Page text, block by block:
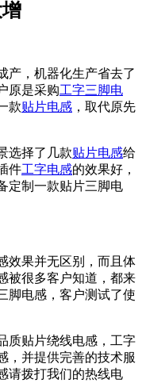
产，机器化生产省去了
原是采购工字三脚电
款贴片电感 ，取代原先
选择了几款贴片电感给
件工字电感的效果好，
定制一款贴片三脚电
效果并无区别，而且体
被很多客户知道，都来
脚电感，客户测试了使
质贴片绕线电感，工字
，并提供完善的技术服
请拨打我们的热线电